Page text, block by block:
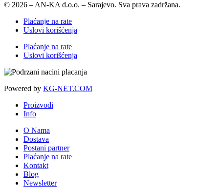
© 2026 – AN-KA d.o.o. – Sarajevo. Sva prava zadržana.
Plaćanje na rate
Uslovi korišćenja
Plaćanje na rate
Uslovi korišćenja
Powered by KG-NET.COM
Proizvodi
Info
O Nama
Dostava
Postani partner
Plaćanje na rate
Kontakt
Blog
Newsletter